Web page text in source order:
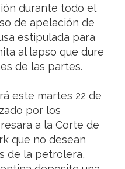
durante todo el
de apelación de
estipulada para
al lapso que dure
de las partes.
este martes 22 de
por los
a la Corte de
que no desean
de la petrolera,